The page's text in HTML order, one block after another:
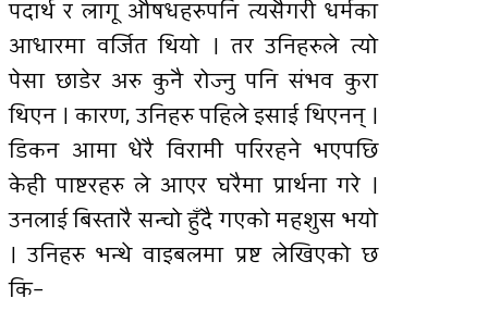
पदार्थ र लागू औषधहरुपनि त्यसैगरी धर्मका
आधारमा वर्जित थियो । तर उनिहरुले त्यो
पेसा छाडेर अरु कुनै रोज्नु पनि संभव कुरा
थिएन । कारण, उनिहरु पहिले इसाई थिएनन् ।
डिकन आमा धेरै विरामी परिरहने भएपछि
केही पाष्टरहरु ले आएर घरैमा प्रार्थना गरे ।
उनलाई बिस्तारै सन्चो हुँदै गएको महशुस भयो
। उनिहरु भन्थे वाइबलमा प्रष्ट लेखिएको छ
कि–